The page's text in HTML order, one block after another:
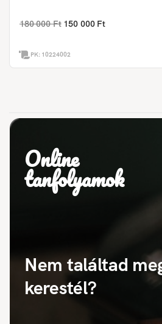
180 000 Ft 150 000 Ft
PK: 10224002
Online
tanfolyamok
Nem találtad
kerestél?